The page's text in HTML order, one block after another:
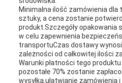
Minimalna ilość zamówienia dla
sztuky, a cena zostanie
produkt.Szczegóły opakowania
w celu zapewnienia
transportuCzas dostawy wynosi
zależności od całkowitej ilości
Warunki płatności tego
pozostałe 70% zostanie
wysyłką.ułatwianie zamówienia